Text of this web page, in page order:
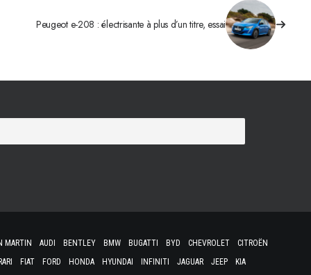
Peugeot e-208 : électrisante à plus d’un titre, essai
MARTIN AUDI BENTLEY BMW BUGATTI BYD CHEVROLET
CITROËN
FIAT FORD HONDA HYUNDAI INFINITI JAGUAR JEEP
KIA